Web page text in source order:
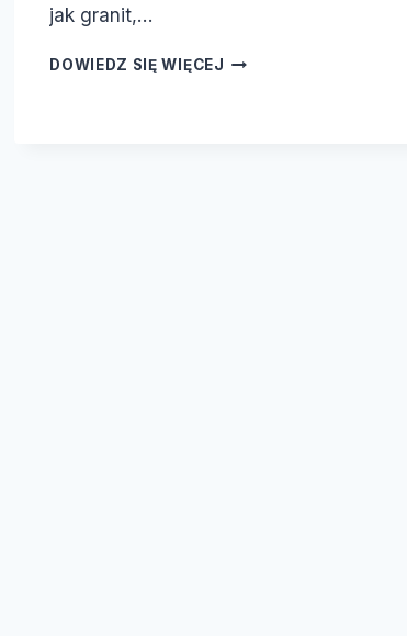
jak granit,…
DOWIEDZ SIĘ WIĘCEJ